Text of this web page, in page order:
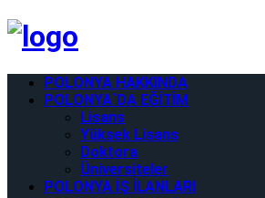
POLONYA HAKKINDA
POLONYA`DA EĞİTİM
Lisans
Yüksek Lisans
Doktora
Üniversiteler
POLONYA İŞ İLANLARI